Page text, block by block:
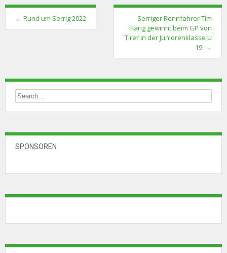
Post
navigation
← Rund um Serrig 2022
Serriger Rennfahrer Tim
Harig gewinnt beim GP von
Tirer in der Juniorenklasse U
19. →
SPONSOREN